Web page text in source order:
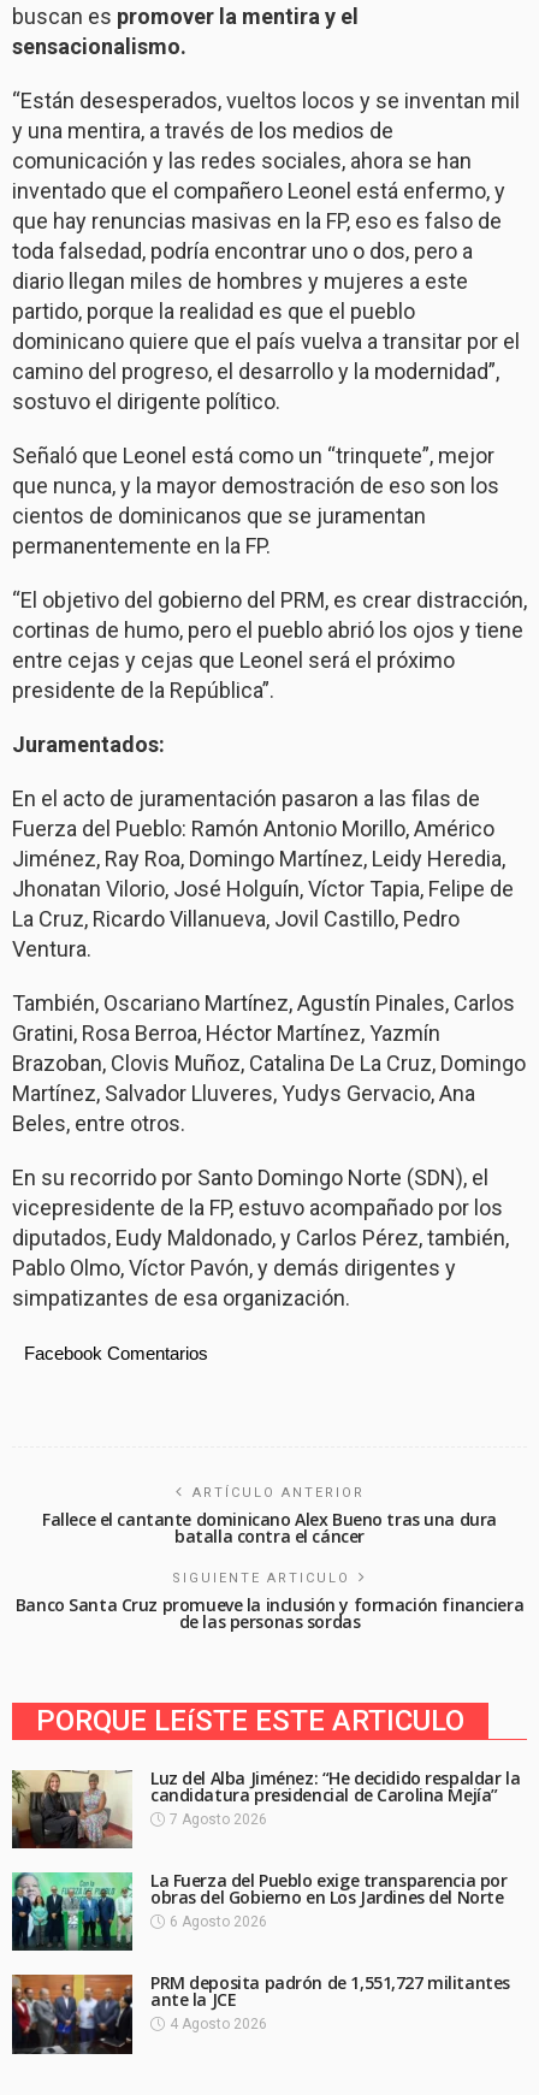
buscan es promover la mentira y el
sensacionalismo.
“Están desesperados, vueltos locos y se inventan mil
y una mentira, a través de los medios de
comunicación y las redes sociales, ahora se han
inventado que el compañero Leonel está enfermo, y
que hay renuncias masivas en la FP, eso es falso de
toda falsedad, podría encontrar uno o dos, pero a
diario llegan miles de hombres y mujeres a este
partido, porque la realidad es que el pueblo
dominicano quiere que el país vuelva a transitar por el
camino del progreso, el desarrollo y la modernidad”,
sostuvo el dirigente político.
Señaló que Leonel está como un “trinquete”, mejor
que nunca, y la mayor demostración de eso son los
cientos de dominicanos que se juramentan
permanentemente en la FP.
“El objetivo del gobierno del PRM, es crear distracción,
cortinas de humo, pero el pueblo abrió los ojos y tiene
entre cejas y cejas que Leonel será el próximo
presidente de la República”.
Juramentados:
En el acto de juramentación pasaron a las filas de
Fuerza del Pueblo: Ramón Antonio Morillo, Américo
Jiménez, Ray Roa, Domingo Martínez, Leidy Heredia,
Jhonatan Vilorio, José Holguín, Víctor Tapia, Felipe de
La Cruz, Ricardo Villanueva, Jovil Castillo, Pedro
Ventura.
También, Oscariano Martínez, Agustín Pinales, Carlos
Gratini, Rosa Berroa, Héctor Martínez, Yazmín
Brazoban, Clovis Muñoz, Catalina De La Cruz, Domingo
Martínez, Salvador Lluveres, Yudys Gervacio, Ana
Beles, entre otros.
En su recorrido por Santo Domingo Norte (SDN), el
vicepresidente de la FP, estuvo acompañado por los
diputados, Eudy Maldonado, y Carlos Pérez, también,
Pablo Olmo, Víctor Pavón, y demás dirigentes y
simpatizantes de esa organización.
Facebook Comentarios
ARTÍCULO ANTERIOR
Fallece el cantante dominicano Alex Bueno tras una dura
batalla contra el cáncer
SIGUIENTE ARTICULO
Banco Santa Cruz promueve la inclusión y formación financiera
de las personas sordas
PORQUE LEíSTE ESTE ARTICULO
Luz del Alba Jiménez: “He decidido respaldar la
candidatura presidencial de Carolina Mejía”
7 Agosto 2026
La Fuerza del Pueblo exige transparencia por
obras del Gobierno en Los Jardines del Norte
6 Agosto 2026
PRM deposita padrón de 1,551,727 militantes
ante la JCE
4 Agosto 2026